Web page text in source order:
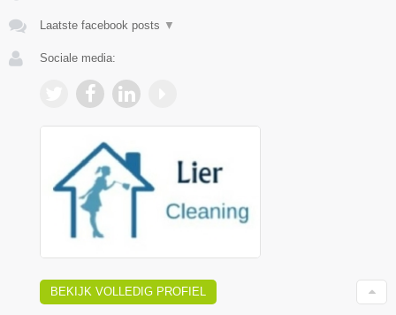
Laatste facebook posts ▼
Sociale media:
BEKIJK VOLLEDIG PROFIEL